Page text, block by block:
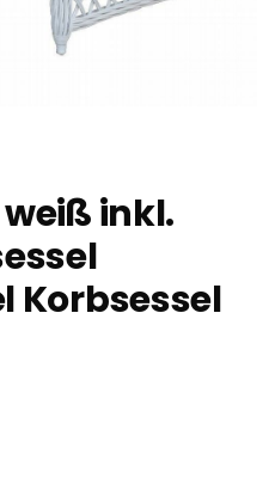
inkl.
Korbsessel